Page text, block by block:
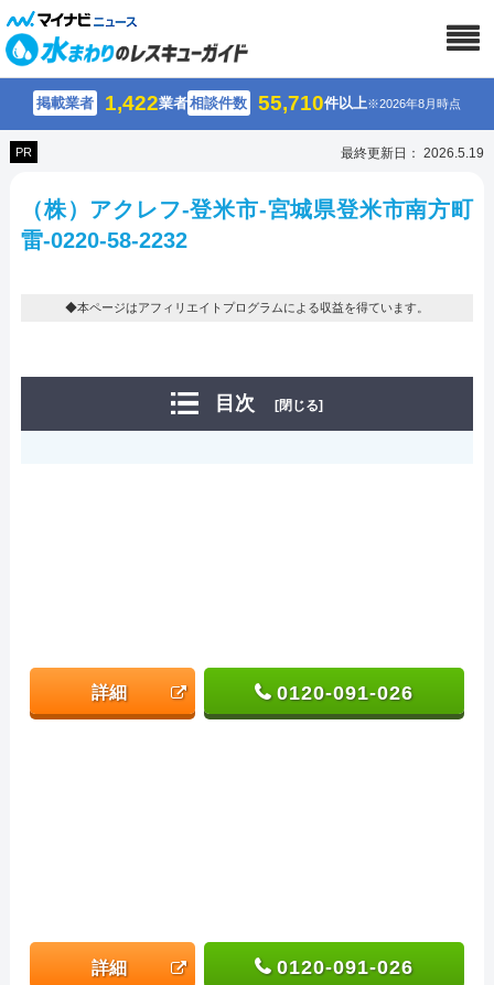
掲載業者 1,422業者相談件数 55,710件以上※2026年8月時点
PR 最終更新日： 2026.5.19
（株）アクレフ-登米市-宮城県登米市南方町
雷-0220-58-2232
◆本ページはアフィリエイトプログラムによる収益を得ています。
目次 [閉じる]
詳細 0120-091-026
詳細 0120-091-026